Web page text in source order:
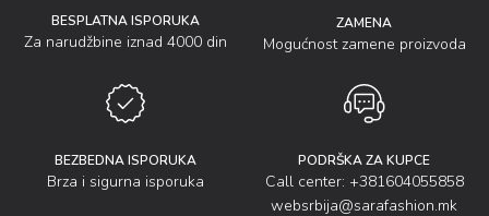
BESPLATNA ISPORUKA
Za narudžbine iznad 4000 din
ZAMENA
Mogućnost zamene proizvoda
BEZBEDNA ISPORUKA
Brza i sigurna isporuka
PODRŠKA ZA KUPCE
Call center: +381604055858
websrbija@sarafashion.mk